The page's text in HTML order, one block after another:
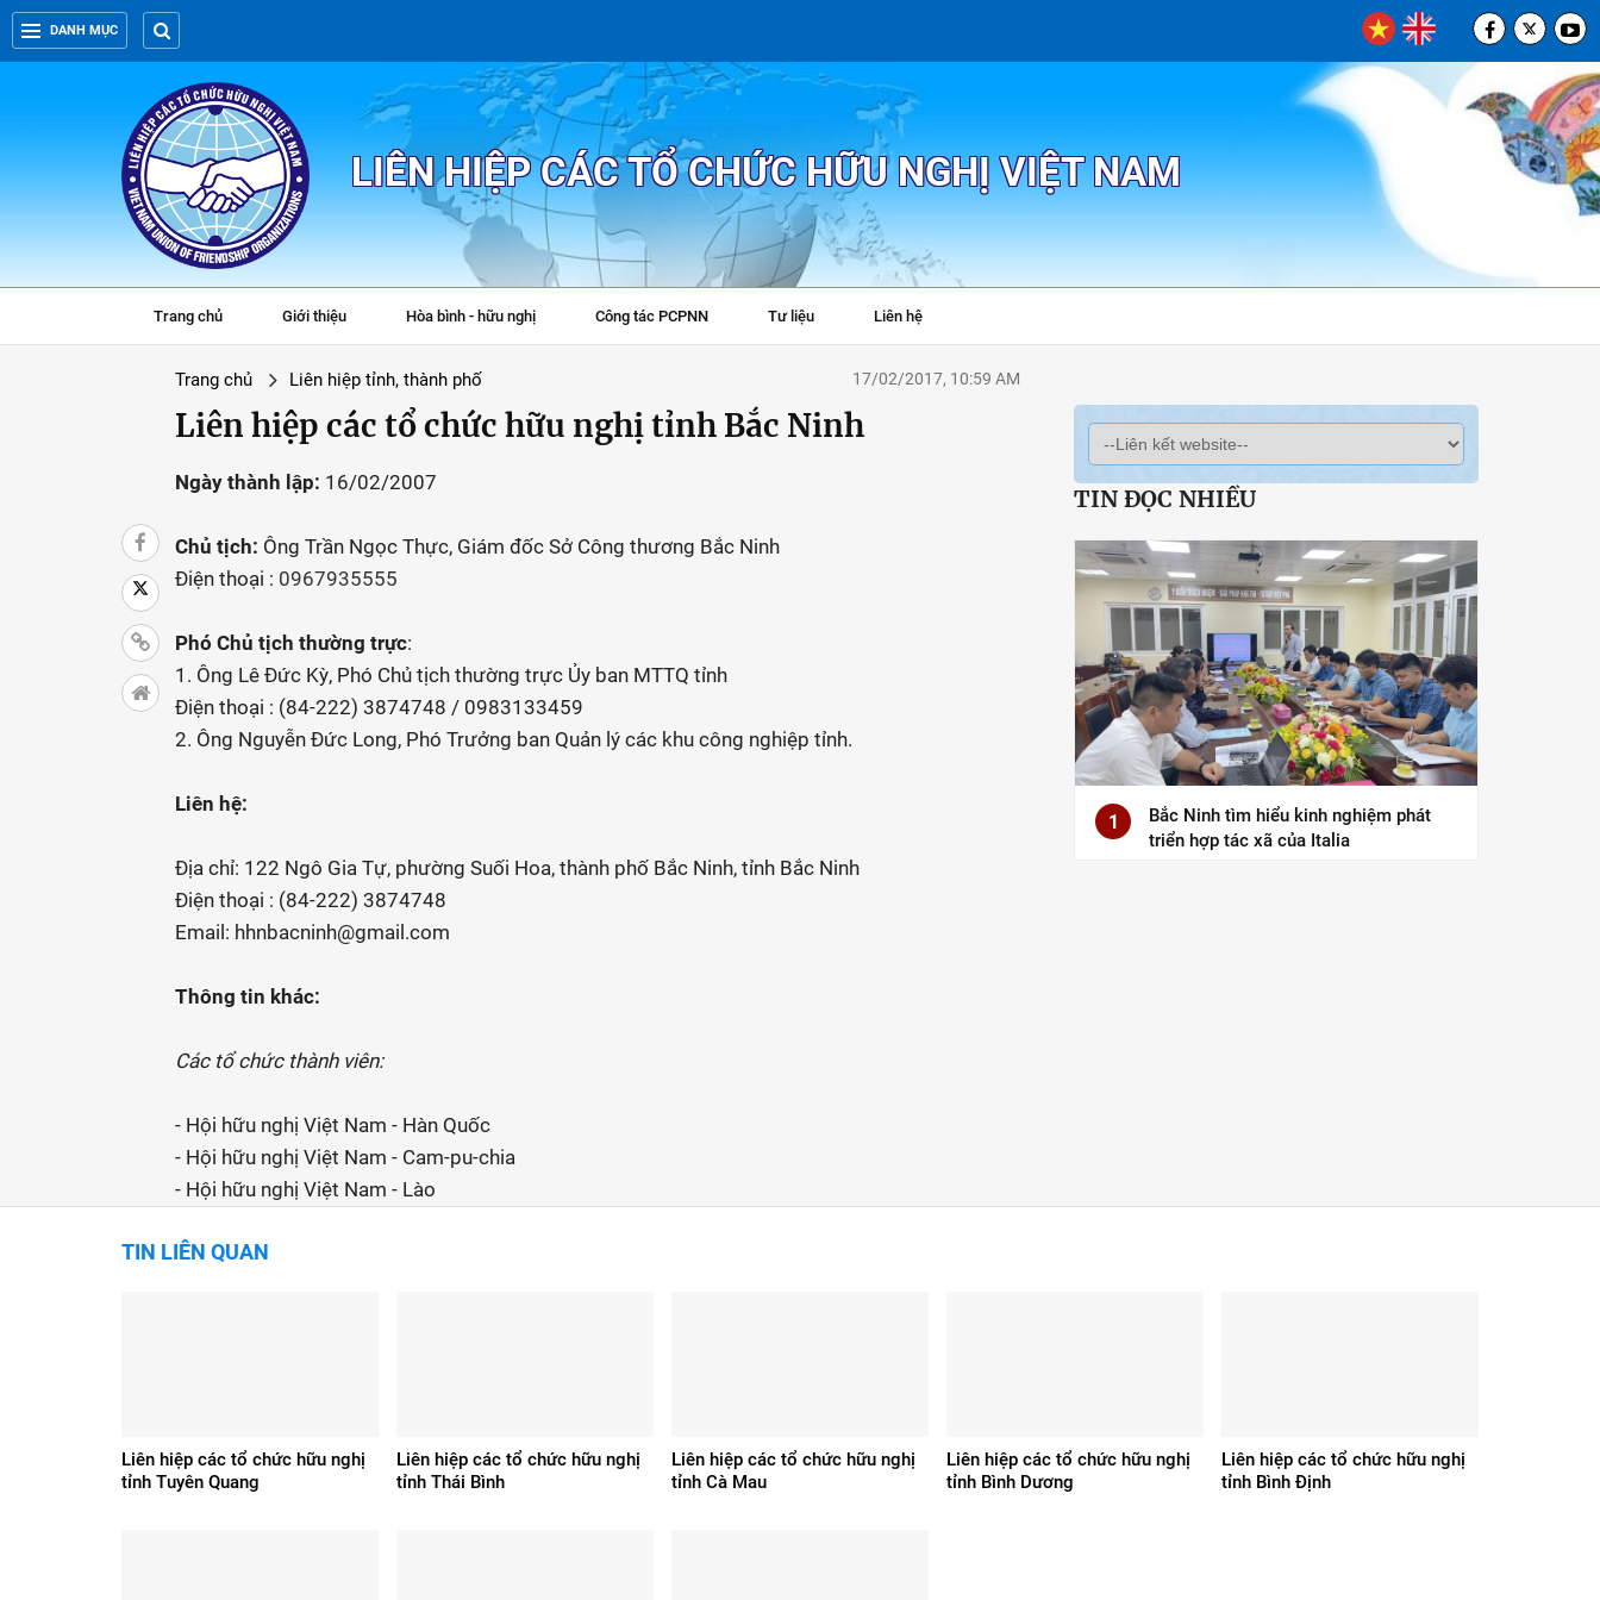
DANH MỤC
LIÊN HIỆP CÁC TỔ CHỨC HỮU NGHỊ VIỆT NAM
Trang chủ Giới thiệu Hòa bình - hữu nghị Công tác PCPNN Tư liệu Liên hệ
Trang chủ Liên hiệp tỉnh, thành phố 17/02/2017, 10:59 AM
Liên hiệp các tổ chức hữu nghị tỉnh Bắc Ninh
Ngày thành lập: 16/02/2007
Chủ tịch: Ông Trần Ngọc Thực, Giám đốc Sở Công thương Bắc Ninh
Điện thoại : 0967935555
Phó Chủ tịch thường trực:
1. Ông Lê Đức Kỳ, Phó Chủ tịch thường trực Ủy ban MTTQ tỉnh
Điện thoại : (84-222) 3874748 / 0983133459
2. Ông Nguyễn Đức Long, Phó Trưởng ban Quản lý các khu công nghiệp tỉnh.
Liên hệ:
Địa chỉ: 122 Ngô Gia Tự, phường Suối Hoa, thành phố Bắc Ninh, tỉnh Bắc Ninh
Điện thoại : (84-222) 3874748
Email: hhnbacninh@gmail.com
Thông tin khác:
Các tổ chức thành viên:
- Hội hữu nghị Việt Nam - Hàn Quốc
- Hội hữu nghị Việt Nam - Cam-pu-chia
- Hội hữu nghị Việt Nam - Lào
TIN ĐỌC NHIỀU
1
Bắc Ninh tìm hiểu kinh nghiệm phát
triển hợp tác xã của Italia
TIN LIÊN QUAN
Liên hiệp các tổ chức hữu nghị
tỉnh Tuyên Quang
Liên hiệp các tổ chức hữu nghị
tỉnh Thái Bình
Liên hiệp các tổ chức hữu nghị
tỉnh Cà Mau
Liên hiệp các tổ chức hữu nghị
tỉnh Bình Dương
Liên hiệp các tổ chức hữu nghị
tỉnh Bình Định